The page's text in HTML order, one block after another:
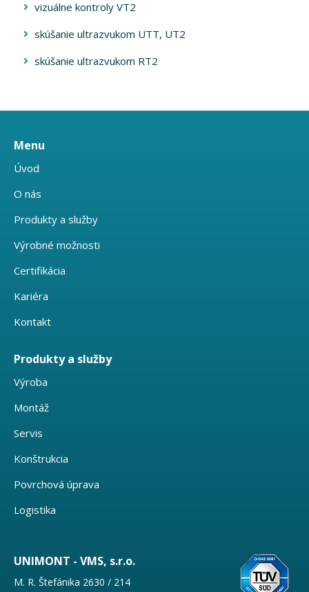
vizuálne kontroly VT2
skúšanie ultrazvukom UTT, UT2
skúšanie ultrazvukom RT2
Menu
Úvod
O nás
Produkty a služby
Výrobné možnosti
Certifikácia
Kariéra
Kontakt
Produkty a služby
Výroba
Montáž
Servis
Konštrukcia
Povrchová úprava
Logistika
UNIMONT - VMS, s.r.o.
M. R. Štefánika 2630 / 214